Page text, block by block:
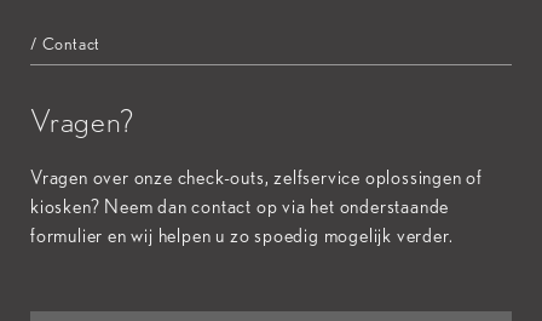
/ Contact
Vragen?
Vragen over onze check-outs, zelfservice oplossingen of
kiosken? Neem dan contact op via het onderstaande
formulier en wij helpen u zo spoedig mogelijk verder.